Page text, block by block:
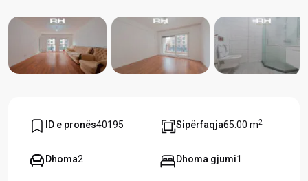
ID e pronës40195 Sipërfaqja65.00 m2
Dhoma2 Dhoma gjumi1